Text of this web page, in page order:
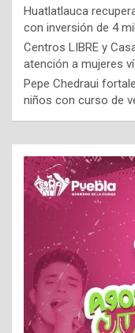
Huatlatlauca
con inversión de 4
Centros LIBRE y
atención a mujeres
Pepe Chedraui
niños con curso de